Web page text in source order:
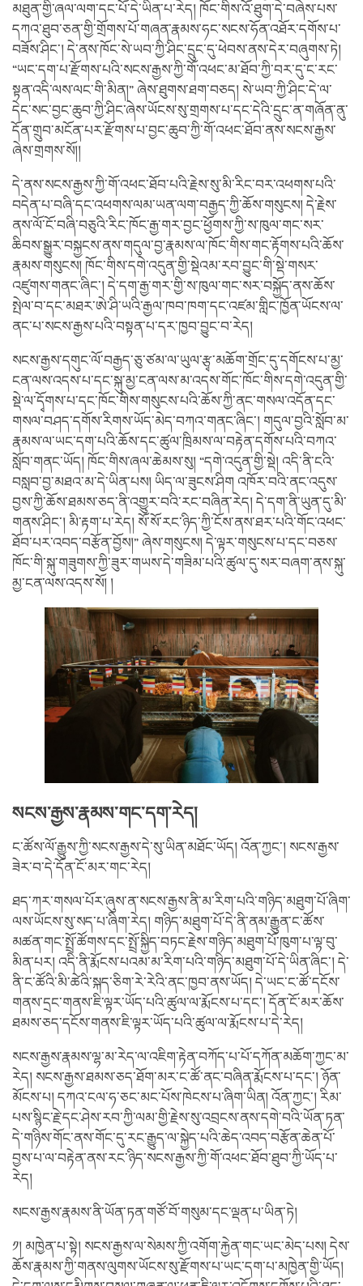
མཐུན་གྱི་ཞལ་ལག་དང་པོ་དེ་ཡིན་པ་རེད། ཁོང་གིས་འོ་ཐུག་དེ་བཞེས་པས་
དཀའ་ཐུབ་ཅན་གྱི་གྲོགས་པོ་གཞན་རྣམས་ཧང་སངས་ཧོན་འཐོར་དགོས་པ་
བཟོས་ཤིང་། དེ་ནས་ཁོང་སེ་ཡབ་ཀྱི་ཤིང་དྲུང་དུ་ཕེབས་ནས་དེར་བཞུགས་ཏེ།
“ཡང་དག་པ་རྫོགས་པའི་སངས་རྒྱས་ཀྱི་གོ་འཕང་མ་ཐོབ་ཀྱི་བར་དུ་ང་རང་
སྟན་འདི་ལས་ལང་གི་མིན།” ཞེས་ཐུགས་ཐག་བཅད། སེ་ཡབ་ཀྱི་ཤིང་དེ་ལ་
དེང་སང་བྱང་ཆུབ་ཀྱི་ཤིང་ཞེས་ཡོངས་སུ་གྲགས་པ་དང་དེའི་དྲུང་ན་གཞོན་ནུ་
དོན་གྲུབ་མངོན་པར་རྫོགས་པ་བྱང་ཆུབ་ཀྱི་གོ་འཕང་ཐོབ་ནས་སངས་རྒྱས་
ཞེས་གྲགས་སོ།།
དེ་ནས་སངས་རྒྱས་ཀྱི་གོ་འཕང་ཐོབ་པའི་རྗེས་སུ་མི་རིང་བར་འཕགས་པའི་
བདེན་པ་བཞི་དང་འཕགས་ལམ་ཡན་ལག་བརྒྱད་ཀྱི་ཆོས་གསུངས། དེ་རྗེས་
ནས་ལོ་ངོ་བཞི་བཅུའི་རིང་ཁོང་རྒྱ་གར་བྱང་ཕྱོགས་ཀྱི་ས་ཁུལ་གང་སར་
ཆིབས་སྒྱུར་བསྐྱངས་ནས་གདུལ་བྱ་རྣམས་ལ་ཁོང་གིས་གང་རྟོགས་པའི་ཆོས་
རྣམས་གསུངས། ཁོང་གིས་དགེ་འདུན་གྱི་སྡེའམ་རབ་བྱུང་གི་སྡེ་གསར་
འཛུགས་གནང་ཞིང་། དེ་དག་རྒྱ་གར་གྱི་ས་ཁུལ་གང་སར་བསྐྱོད་ནས་ཆོས་
སྤེལ་བ་དང་མཐར་ཨེ་ཤི་ཡའི་རྒྱལ་ཁབ་ཁག་དང་འཛམ་གླིང་ཁྱོན་ཡོངས་ལ་
ནང་པ་སངས་རྒྱས་པའི་བསྟན་པ་དར་ཁྱབ་བྱུང་བ་རེད།
སངས་རྒྱས་དགུང་ལོ་བརྒྱད་ཅུ་ཙམ་ལ་ཡུལ་རྩྭ་མཆོག་གྲོང་དུ་དགོངས་པ་མྱ་
ངན་ལས་འདས་པ་དང་སྐུ་མྱ་ངན་ལས་མ་འདས་གོང་ཁོང་གིས་དགེ་འདུན་གྱི་
སྡེ་ལ་དྭོགས་པ་དང་ཁོང་གིས་གསུངས་པའི་ཆོས་ཀྱི་ནང་གསལ་འདོན་དང་
གསལ་བཤད་དགོས་རིགས་ཡོད་མེད་བཀའ་གནང་ཞིང་། གདུལ་བྱའི་སློབ་མ་
རྣམས་ལ་ཡང་དག་པའི་ཆོས་དང་ཚུལ་ཁྲིམས་ལ་བརྟེན་དགོས་པའི་བཀའ་
སློབ་གནང་ཡོད། ཁོང་གིས་ཞལ་ཆེམས་སུ། “དགེ་འདུན་གྱི་སྡེ། འདི་ནི་ངའི་
བསླབ་བྱ་མཐའ་མ་དེ་ཡིན་པས། ཡིད་ལ་ཟུངས་ཤིག འཁོར་བའི་ནང་འདུས་
བྱས་ཀྱི་ཆོས་ཐམས་ཅད་ནི་འགྱུར་བའི་རང་བཞིན་རེད། དེ་དག་ནི་ཡུན་དུ་མི་
གནས་ཤིང་། མི་རྟག་པ་རེད། སོ་སོ་རང་ཉིད་ཀྱི་ངོས་ནས་ཐར་པའི་གོང་འཕང་
ཐོབ་པར་འབད་བརྩོན་བྱོས།” ཞེས་གསུངས། དེ་ལྟར་གསུངས་པ་དང་བཅས་
ཁོང་གི་སྐུ་གཟུགས་ཀྱི་ཟུར་གཡས་དེ་གཟིམ་པའི་ཚུལ་དུ་སར་བཞག་ནས་སྐུ་
མྱ་ངན་ལས་འདས་སོ། །
སངས་རྒྱས་རྣམས་གང་དག་རེད།
ང་ཚོས་ལོ་རྒྱུས་ཀྱི་སངས་རྒྱས་དེ་སུ་ཡིན་མཐོང་ཡོད། འོན་ཀྱང་། སངས་རྒྱས་
ཟེར་བ་དེ་དོན་ངོ་མར་གང་རེད།
ཐད་ཀར་གསལ་པོར་ཞུས་ན་སངས་རྒྱས་ནི་མ་རིག་པའི་གཉིད་མཐུག་པོ་ཞིག་
ལས་ཡོངས་སུ་སད་པ་ཞིག་རེད། གཉིད་མཐུག་པོ་དེ་ནི་ནམ་རྒྱུན་ང་ཚོས་
མཚན་གང་སྤྲོ་ཚོགས་དང་སྤྲོ་སྐྱིད་བཏང་རྗེས་གཉིད་མཐུག་པོ་ཁུག་པ་ལྟ་བུ་
མིན་པར། འདི་ནི་རྨོངས་པའམ་མ་རིག་པའི་གཉིད་མཐུག་པོ་དེ་ཡིན་ཞིང་། དེ་
ནི་ང་ཚོའི་མི་ཚེའི་སྐད་ཅིག་རེ་རེའི་ནང་ཁྱབ་ནས་ཡོད། དེ་ཡང་ང་ཚོ་དངོས་
གནས་དྲང་གནས་ཇི་ལྟར་ཡོད་པའི་ཚུལ་ལ་རྨོངས་པ་དང་། དོན་ངོ་མར་ཆོས་
ཐམས་ཅད་དངོས་གནས་ཇི་ལྟར་ཡོད་པའི་ཚུལ་ལ་རྨོངས་པ་དེ་རེད།
སངས་རྒྱས་རྣམས་ལྷ་མ་རེད་ལ་འཇིག་རྟེན་བཀོད་པ་པོ་དཀོན་མཆོག་ཀྱང་མ་
རེད། སངས་རྒྱས་ཐམས་ཅད་ཐོག་མར་ང་ཚོ་ནང་བཞིན་རྨོངས་པ་དང་། ཉོན་
མོངས་པ། དཀའ་ངལ་ཧ་ཅང་མང་པོས་ཁེངས་པ་ཞིག་ཡིན། འོན་ཀྱང་། རིམ་
པས་སྙིང་རྗེ་དང་ཤེས་རབ་ཀྱི་ལམ་གྱི་རྗེས་སུ་འབྲངས་ནས་དགེ་བའི་ཡོན་ཏན་
དེ་གཉིས་གོང་ནས་གོང་དུ་རང་རྒྱུད་ལ་སྐྱེད་པའི་ཆེད་འབད་བརྩོན་ཆེན་པོ་
བྱས་པ་ལ་བརྟེན་ནས་རང་ཉིད་སངས་རྒྱས་ཀྱི་གོ་འཕང་ཐོབ་ཐུབ་ཀྱི་ཡོད་པ་
རེད།
སངས་རྒྱས་རྣམས་ནི་ཡོན་ཏན་གཙོ་བོ་གསུམ་དང་ལྡན་པ་ཡིན་ཏེ།
༡། མཁྱེན་པ་སྟེ། སངས་རྒྱས་ལ་སེམས་ཀྱི་འགོག་རྐྱེན་གང་ཡང་མེད་པས། དེས་
ཆོས་རྣམས་ཀྱི་གནས་ལུགས་ཡོངས་སུ་རྫོགས་པ་ཡང་དག་པ་མཁྱེན་གྱི་ཡོད།